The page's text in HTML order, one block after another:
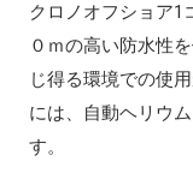
クロノオフショア1
０ｍの高い防水性
じ得る環境での使
には、自動ヘリウ
す。